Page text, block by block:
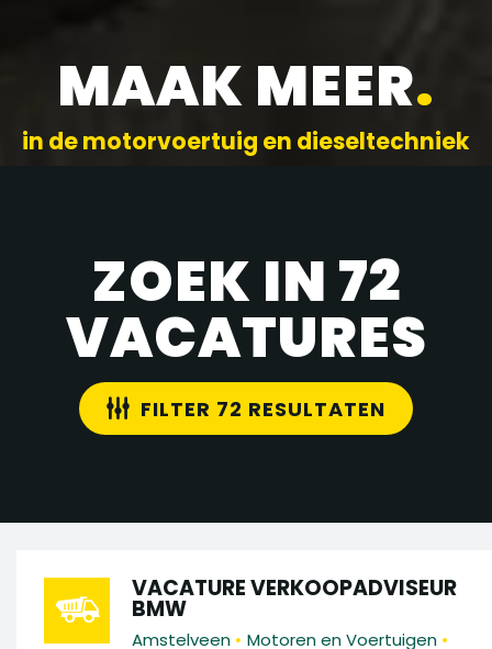
MAAK MEER.
in de motorvoertuig en dieseltechniek
ZOEK IN 72
VACATURES
FILTER 72 RESULTATEN
VACATURE VERKOOPADVISEUR
BMW
Amstelveen • Motoren en Voertuigen •